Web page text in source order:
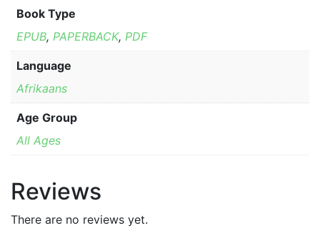
Book Type
EPUB, PAPERBACK, PDF
Language
Afrikaans
Age Group
All Ages
Reviews
There are no reviews yet.